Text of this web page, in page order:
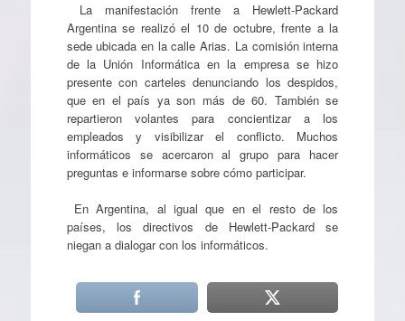
La manifestación frente a Hewlett-Packard
Argentina se realizó el 10 de octubre, frente a la
sede ubicada en la calle Arias. La comisión interna
de la Unión Informática en la empresa se hizo
presente con carteles denunciando los despidos,
que en el país ya son más de 60. También se
repartieron volantes para concientizar a los
empleados y visibilizar el conflicto. Muchos
informáticos se acercaron al grupo para hacer
preguntas e informarse sobre cómo participar.
En Argentina, al igual que en el resto de los
países, los directivos de Hewlett-Packard se
niegan a dialogar con los informáticos.